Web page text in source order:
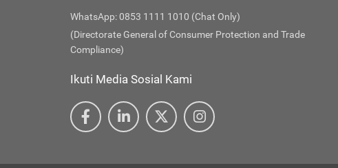
WhatsApp: 0853 1111 1010 (Chat Only)
(Directorate General of Consumer Protection and Trade
Compliance)
Ikuti Media Sosial Kami